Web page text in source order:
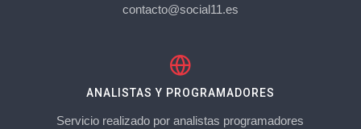
contacto@social11.es
ANALISTAS Y PROGRAMADORES
Servicio realizado por analistas programadores